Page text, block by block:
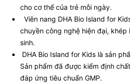
cho cơ thể của trẻ mỗi ngày.
Viên nang DHA Bio Island for
chuyền công nghệ hiện đại,
sinh.
DHA Bio Island for Kids là sản
Sản phẩm đã được kiểm định
đáp ứng tiêu chuẩn GMP.